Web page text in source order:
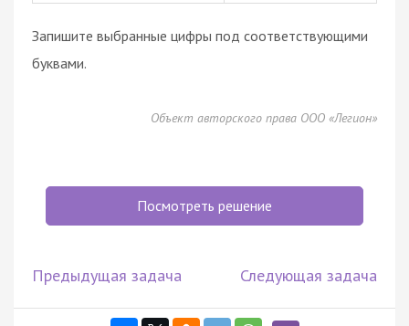
Запишите выбранные цифры под соответствующими
буквами.
Объект авторского права ООО «Легион»
Посмотреть решение
Предыдущая задача Следующая задача